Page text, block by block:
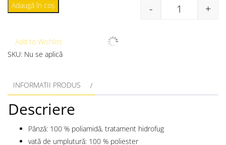
- +
Adaugă în coș
Add to Wishlist
SKU: Nu se aplică
INFORMATII PRODUS
Descriere
Pânză: 100 % poliamidă, tratament hidrofug
vată de umplutură: 100 % poliester